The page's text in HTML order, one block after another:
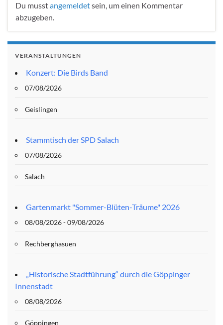
Du musstangemeldetsein, um einen Kommentar
abzugeben.
VERANSTALTUNGEN
Konzert: Die Birds Band
07/08/2026
Geislingen
Stammtisch der SPD Salach
07/08/2026
Salach
Gartenmarkt "Sommer-Blüten-Träume" 2026
08/08/2026 - 09/08/2026
Rechberghasuen
„Historische Stadtführung“ durch die Göppinger
Innenstadt
08/08/2026
Göppingen